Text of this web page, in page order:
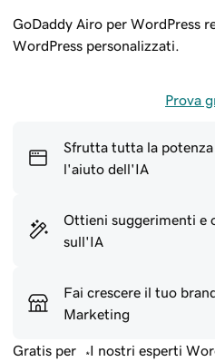
GoDaddy Airo per WordPress
WordPress personalizzati.
Sfrutta tutta la
l'aiuto dell'IA
Ottieni suggerimenti e
sull'IA
Fai crescere il tuo
Marketing
Prova
Gratis per
*I nostri esperti